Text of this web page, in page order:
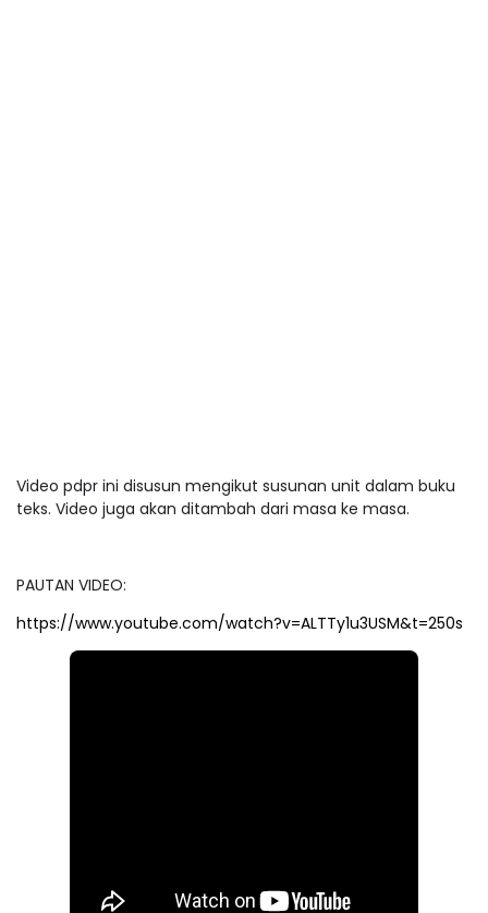
Video pdpr ini disusun mengikut susunan unit dalam buku
teks. Video juga akan ditambah dari masa ke masa.
PAUTAN VIDEO:
https://www.youtube.com/watch?v=ALTTy1u3USM&t=250s